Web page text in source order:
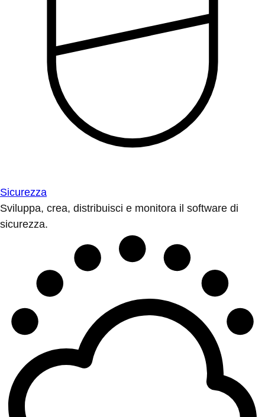
Sicurezza
Sviluppa, crea, distribuisci e monitora il software di
sicurezza.